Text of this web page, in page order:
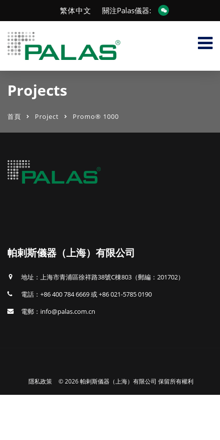
繁体中文 關注Palas儀器:
Projects
首頁 Project Promo® 1000
帕剌斯儀器（上海）有限公司
地址：上海市青浦區徐祥路38號C棟803（郵編：201702）
電話：+86 400 784 6669 或 +86 021-5785 0190
電郵：info@palas.com.cn
隱私政策 © 2026 帕剌斯儀器（上海）有限公司 保留所有權利